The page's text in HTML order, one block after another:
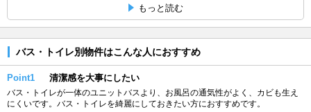
もっと読む
バス・トイレ別物件はこんな人におすすめ
Point1 清潔感を大事にしたい
バス・トイレが一体のユニットバスより、お風呂の通気性がよく、カビも生え
にくいです。バス・トイレを綺麗にしておきたい方におすすめです。